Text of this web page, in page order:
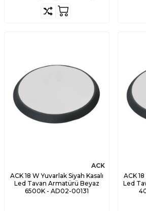
ACK
Led
ACK
ACK 18 W Yuvarlak Siyah Kasalı
Led Tavan Armatürü Beyaz
6500K - AD02-00131